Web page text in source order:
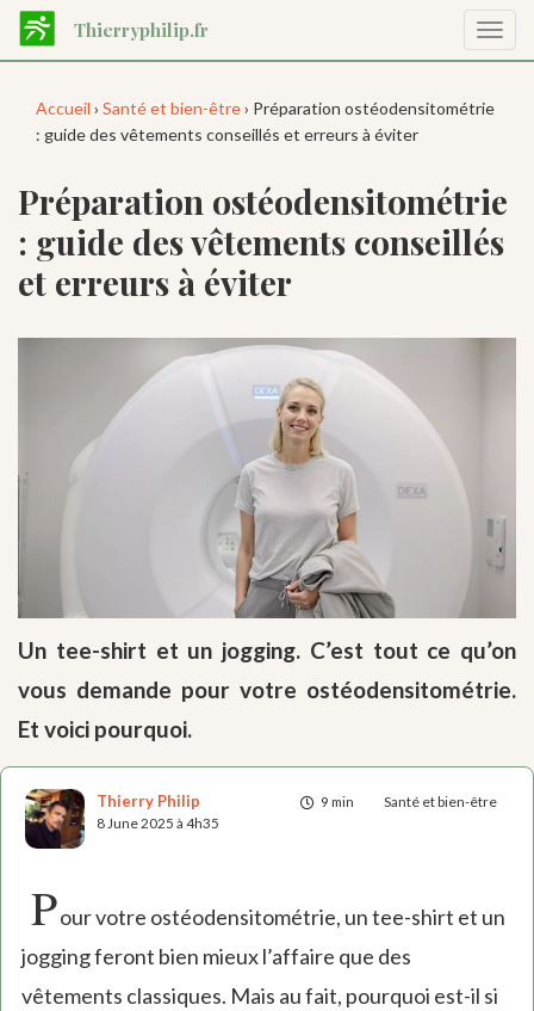
Aller
contenu
Thierryphilip.fr
la
Accueil › Santé et bien-être› Préparation ostéodensitométrie
: guide des vêtements conseillés et erreurs à éviter
Préparation ostéodensitométrie
: guide des vêtements conseillés
et erreurs à éviter
Un tee-shirt et un jogging. C’est tout ce qu’on
vous demande pour votre ostéodensitométrie.
Et voici pourquoi.
9 min Santé et bien-être
Thierry Philip
8 June 2025 à 4h35
Pour votre ostéodensitométrie, un tee-shirt et un
jogging feront bien mieux l’affaire que des
vêtements classiques. Mais au fait, pourquoi est-il si